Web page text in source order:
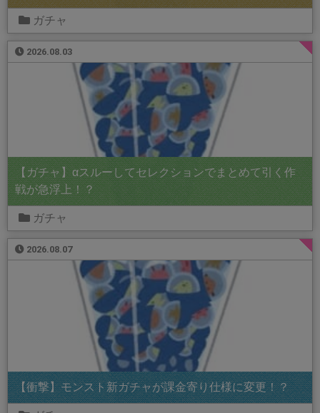
ガチャ
2026.08.03
【ガチャ】αスルーしてセレクションでまとめて引く作
戦が急浮上！？
ガチャ
2026.08.07
【衝撃】モンスト新ガチャが課金寄り仕様に変更！？